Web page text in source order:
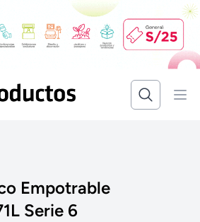
Empotrable
Serie 6